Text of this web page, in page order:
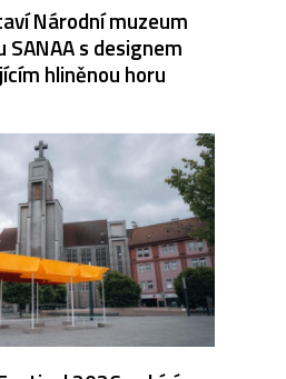
Národní muzeum
SANAA s designem
hliněnou horu